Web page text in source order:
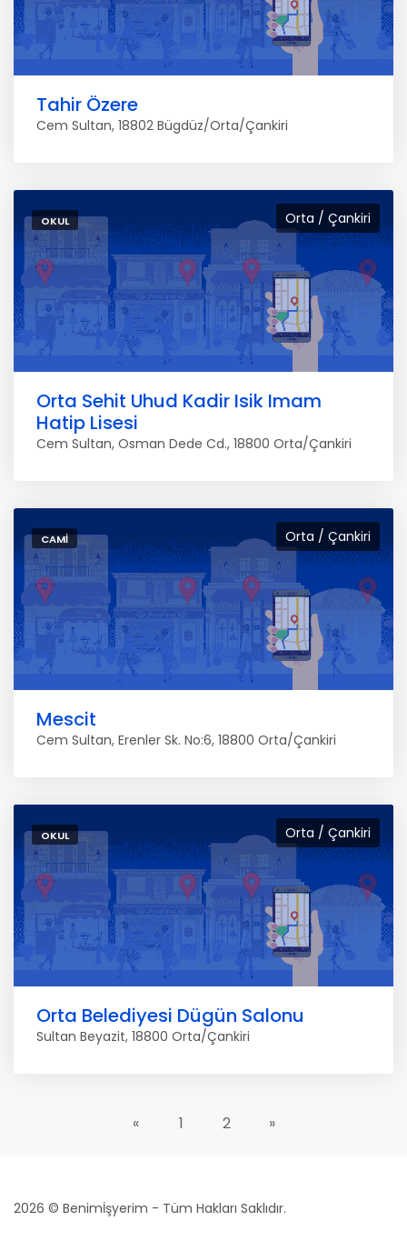
Tahir Özere
Cem Sultan, 18802 Bügdüz/Orta/Çankiri
Orta / Çankiri
OKUL
Orta Sehit Uhud Kadir Isik Imam
Hatip Lisesi
Cem Sultan, Osman Dede Cd., 18800 Orta/Çankiri
Orta / Çankiri
CAMI
Mescit
Cem Sultan, Erenler Sk. No:6, 18800 Orta/Çankiri
Orta / Çankiri
OKUL
Orta Belediyesi Dügün Salonu
Sultan Beyazit, 18800 Orta/Çankiri
« 1 2 »
2026 © Benimİşyerim - Tüm Hakları Saklıdır.